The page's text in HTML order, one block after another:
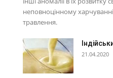
неповноцінному
травлення.
21.04.2020